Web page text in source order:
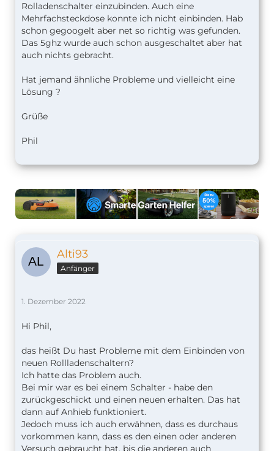
Rolladenschalter einzubinden. Auch eine
Mehrfachsteckdose konnte ich nicht einbinden. Hab
schon gegoogelt aber net so richtig was gefunden.
Das 5ghz wurde auch schon ausgeschaltet aber hat
auch nichts gebracht.
Hat jemand ähnliche Probleme und vielleicht eine
Lösung ?
Grüße
Phil
Alti93
Anfänger
1. Dezember 2022
Hi Phil,
das heißt Du hast Probleme mit dem Einbinden von
neuen Rollladenschaltern?
Ich hatte das Problem auch.
Bei mir war es bei einem Schalter - habe den
zurückgeschickt und einen neuen erhalten. Das hat
dann auf Anhieb funktioniert.
Jedoch muss ich auch erwähnen, dass es durchaus
vorkommen kann, dass es den einen oder anderen
Versuch gebraucht hat, bis die anderen auch